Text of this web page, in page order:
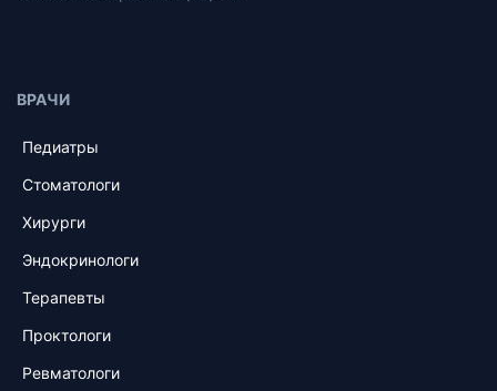
ВРАЧИ
Педиатры
Стоматологи
Хирурги
Эндокринологи
Терапевты
Проктологи
Ревматологи